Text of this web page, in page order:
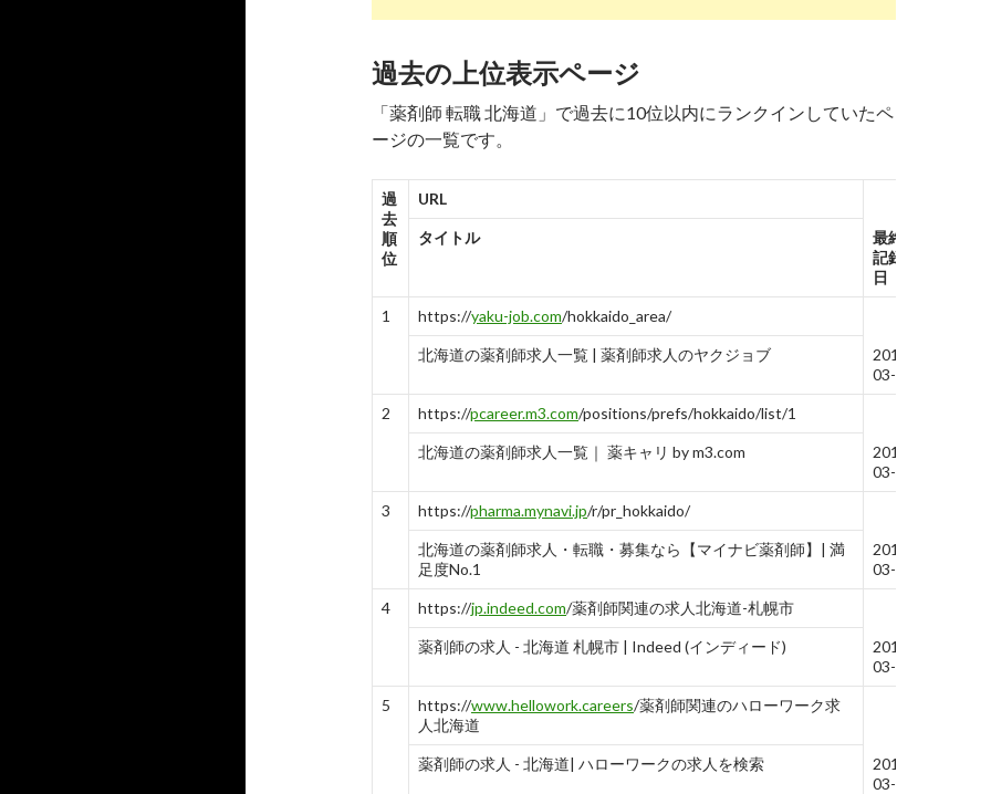
9 http://search.yahoo.co.jp/r/
北海道で募集中の薬剤師求人・転職情報【リクナビ薬剤師】
10 http://
薬剤師 求人 北海道の転職・求人・中途採用情報【doda ...
過去の上位表示ページ
「薬剤師 転職 北海道」で過去に10位以内にランクインしていたペ
ージの一覧です。
過
去
順
位
URL
タイトル
最終
記録
日
1 https://yaku-job.com/hokkaido_area/
北海道の薬剤師求人一覧 | 薬剤師求人のヤクジョブ
2019-
03-06
2 https://pcareer.m3.com/positions/prefs/hokkaido/list/1
北海道の薬剤師求人一覧｜ 薬キャリ by m3.com
2019-
03-06
3 https://pharma.mynavi.jp/r/pr_hokkaido/
北海道の薬剤師求人・転職・募集なら【マイナビ薬剤師】| 満
足度No.1
2019-
03-06
4 https://jp.indeed.com/薬剤師関連の求人北海道-札幌市
薬剤師の求人 - 北海道 札幌市 | Indeed (インディード)
2019-
03-06
5 https://www.hellowork.careers/薬剤師関連のハローワーク求
人北海道
薬剤師の求人 - 北海道| ハローワークの求人を検索
2019-
03-06